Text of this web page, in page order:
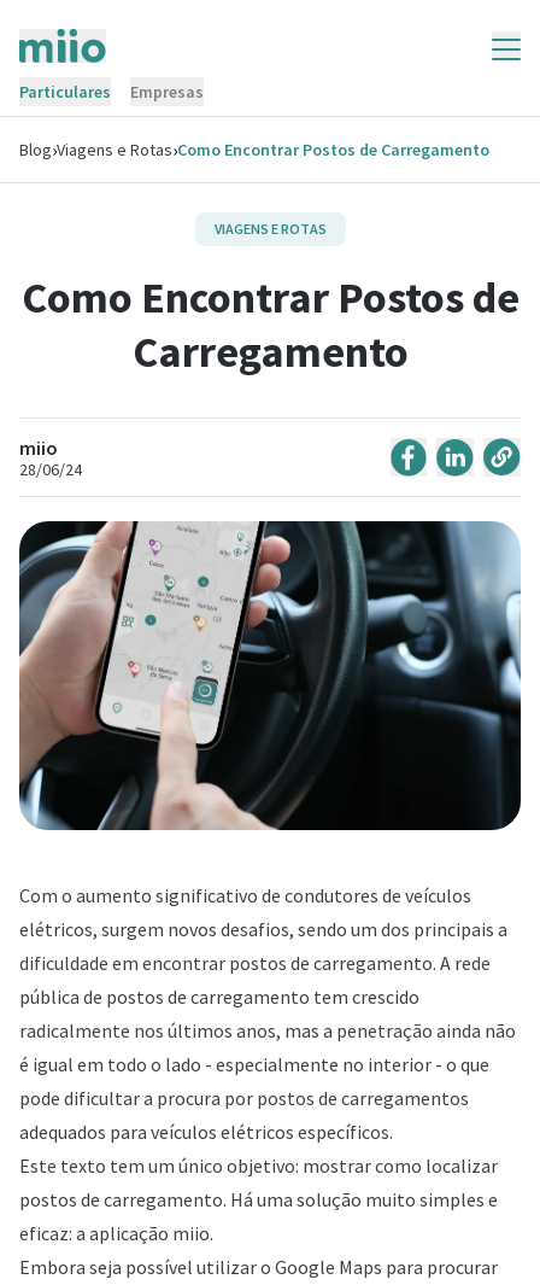
Particulares Empresas
Blog›Viagens e Rotas›Como Encontrar Postos de Carregamento
VIAGENS E ROTAS
Como Encontrar Postos de
Carregamento
miio
28/06/24
Com o aumento significativo de condutores de veículos
elétricos, surgem novos desafios, sendo um dos principais a
dificuldade em encontrar postos de carregamento. A rede
pública de postos de carregamento tem crescido
radicalmente nos últimos anos, mas a penetração ainda não
é igual em todo o lado - especialmente no interior - o que
pode dificultar a procura por postos de carregamentos
adequados para veículos elétricos específicos.
Este texto tem um único objetivo: mostrar como localizar
postos de carregamento. Há uma solução muito simples e
eficaz: a aplicação miio.
Embora seja possível utilizar o Google Maps para procurar